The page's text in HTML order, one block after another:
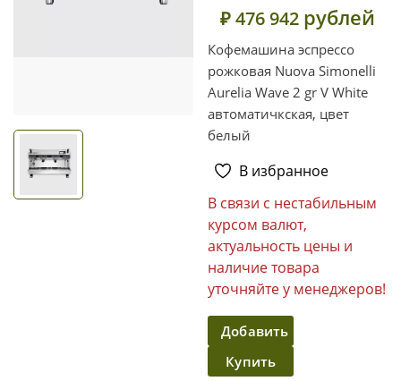
₽ 476 942 рублей
Кофемашина эспрессо
рожковая Nuova Simonelli
Aurelia Wave 2 gr V White
автоматичкская, цвет
белый
В избранное
В связи с нестабильным
курсом валют,
актуальность цены и
наличие товара
уточняйте у менеджеров!
Добавить
в
Купить